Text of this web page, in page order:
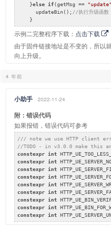
    }
else if(getMsg == "update"
      updateBin();
//执行升级函数
    }
示例二完整程序下载： 点击下载
由于固件链接地址是不变的，所以
向上升级。
4 年前
小助手 2022-11-24
附：错误代码
如果报错，错误代码可参考
/// note we use HTTP client
//TODO - in v3.0.0 make this an
constexpr int
constexpr int
constexpr int
constexpr int
constexpr int
constexpr int
constexpr int
constexpr int
constexpr int